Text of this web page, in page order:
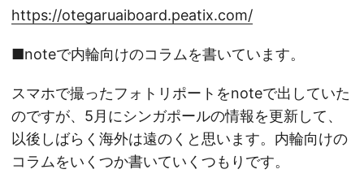
https://otegaruaiboard.peatix.com/
■noteで内輪向けのコラムを書いています。
スマホで撮ったフォトリポートをnoteで出していた
のですが、5月にシンガポールの情報を更新して、
以後しばらく海外は遠のくと思います。内輪向けの
コラムをいくつか書いていくつもりです。